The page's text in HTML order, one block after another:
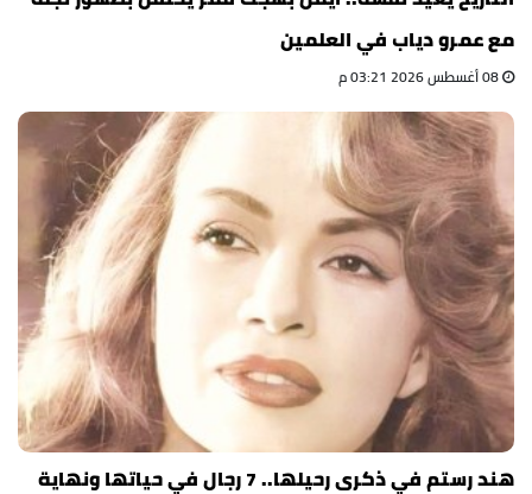
مع عمرو دياب في العلمين
هند رستم في ذكرى رحيلها.. 7 رجال في حياتها ونهاية